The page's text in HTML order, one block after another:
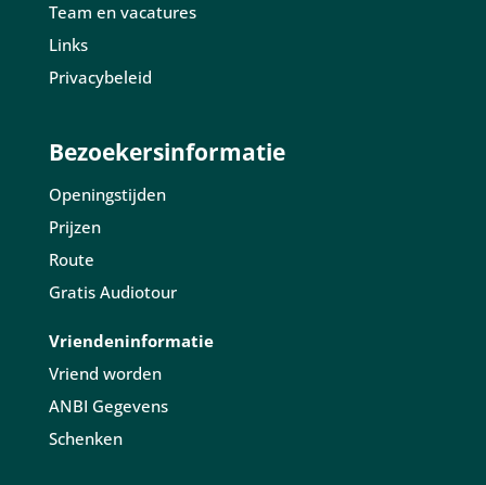
Team en vacatures
Links
Privacybeleid
Bezoekersinformatie
Openingstijden
Prijzen
Route
Gratis Audiotour
Vriendeninformatie
Vriend worden
ANBI Gegevens
Schenken